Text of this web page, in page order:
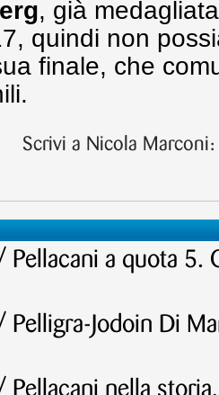
, già
quindi non
finale, che
Scrivi a Nicola Marconi:
Pellacani a quota 5.
Pelligra-Jodoin Di
Pellacani nella